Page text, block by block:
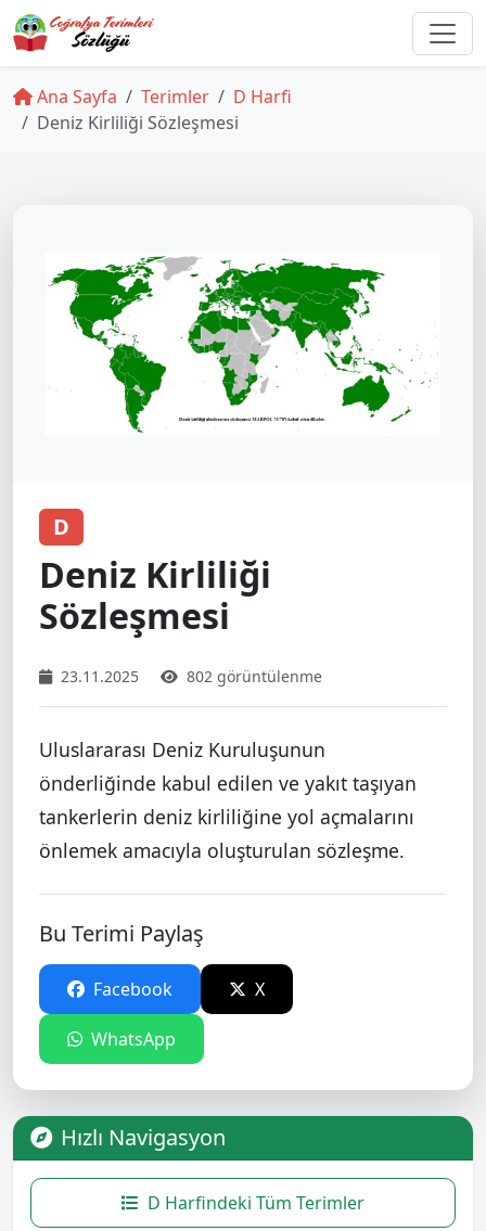
Ana Sayfa Terimler
D Harfi
Deniz Kirliliği Sözleşmesi
D
Deniz Kirliliği
Sözleşmesi
23.11.2025 802 görüntülenme
Uluslararası Deniz Kuruluşunun
önderliğinde kabul edilen ve yakıt taşıyan
tankerlerin deniz kirliliğine yol açmalarını
önlemek amacıyla oluşturulan sözleşme.
Bu Terimi Paylaş
Facebook X
WhatsApp
Hızlı Navigasyon
D Harfindeki Tüm Terimler